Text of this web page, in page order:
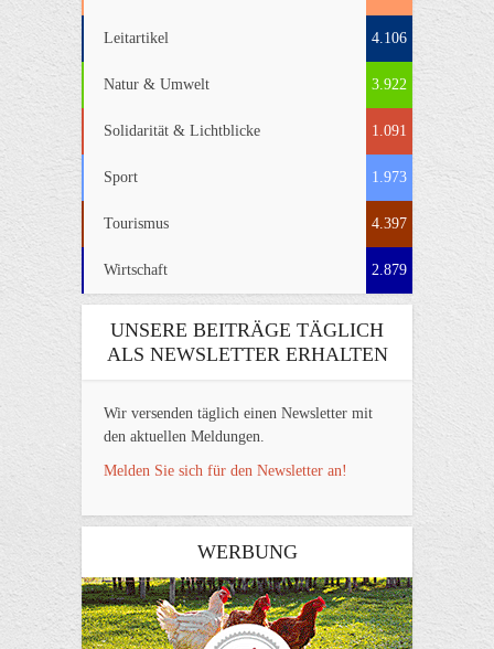
Leitartikel 4.106
Natur & Umwelt 3.922
Solidarität & Lichtblicke 1.091
Sport 1.973
Tourismus 4.397
Wirtschaft 2.879
UNSERE BEITRÄGE TÄGLICH
ALS NEWSLETTER ERHALTEN
Wir versenden täglich einen Newsletter mit
den aktuellen Meldungen.
Melden Sie sich für den Newsletter an!
WERBUNG